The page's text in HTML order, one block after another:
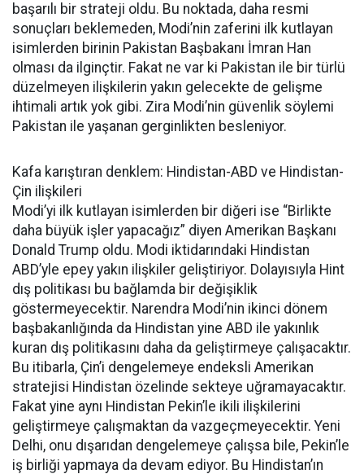
başarılı bir strateji oldu. Bu noktada, daha resmi
sonuçları beklemeden, Modi’nin zaferini ilk kutlayan
isimlerden birinin Pakistan Başbakanı İmran Han
olması da ilginçtir. Fakat ne var ki Pakistan ile bir türlü
düzelmeyen ilişkilerin yakın gelecekte de gelişme
ihtimali artık yok gibi. Zira Modi’nin güvenlik söylemi
Pakistan ile yaşanan gerginlikten besleniyor.
Kafa karıştıran denklem: Hindistan-ABD ve Hindistan-
Çin ilişkileri
Modi’yi ilk kutlayan isimlerden bir diğeri ise “Birlikte
daha büyük işler yapacağız” diyen Amerikan Başkanı
Donald Trump oldu. Modi iktidarındaki Hindistan
ABD’yle epey yakın ilişkiler geliştiriyor. Dolayısıyla Hint
dış politikası bu bağlamda bir değişiklik
göstermeyecektir. Narendra Modi’nin ikinci dönem
başbakanlığında da Hindistan yine ABD ile yakınlık
kuran dış politikasını daha da geliştirmeye çalışacaktır.
Bu itibarla, Çin’i dengelemeye endeksli Amerikan
stratejisi Hindistan özelinde sekteye uğramayacaktır.
Fakat yine aynı Hindistan Pekin’le ikili ilişkilerini
geliştirmeye çalışmaktan da vazgeçmeyecektir. Yeni
Delhi, onu dışarıdan dengelemeye çalışsa bile, Pekin’le
iş birliği yapmaya da devam ediyor. Bu Hindistan’ın